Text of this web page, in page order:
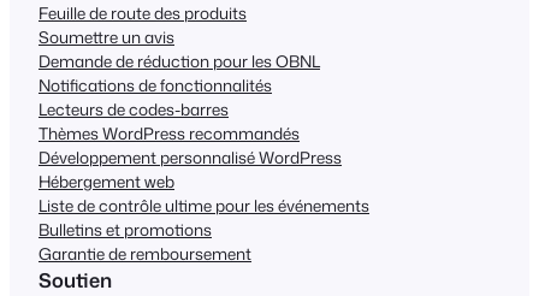
Feuille de route des produits
Soumettre un avis
Demande de réduction pour les OBNL
Notifications de fonctionnalités
Lecteurs de codes-barres
Thèmes WordPress recommandés
Développement personnalisé WordPress
Hébergement web
Liste de contrôle ultime pour les événements
Bulletins et promotions
Garantie de remboursement
Soutien